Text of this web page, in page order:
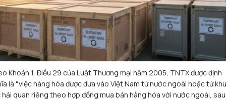
Khoản 1, Điều 29 của Luật Thương mại năm 2005, TNTX được định
là “việc hàng hóa được đưa vào Việt Nam từ nước ngoài hoặc từ khu
hải quan riêng theo hợp đồng mua bán hàng hóa với nước ngoài,